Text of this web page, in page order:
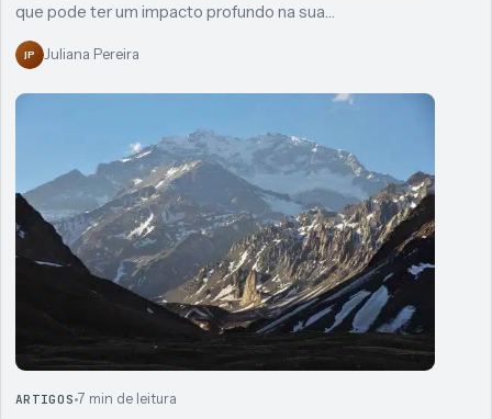
que pode ter um impacto profundo na sua…
JP Juliana Pereira
ARTIGOS 7 min de leitura